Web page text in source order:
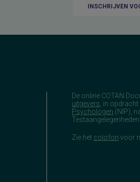
INSCHRIJVEN
De online COTAN
uitgevers , in
Psychologen (NIP),
Zie het colofon voor